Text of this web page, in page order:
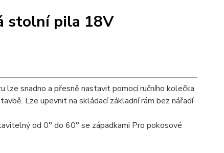
stolní pila 18V
snadno a přesně nastavit pomocí ručního kolečka
Lze upevnit na skládací základní rám bez nářadí
od 0° do 60° se západkami Pro pokosové